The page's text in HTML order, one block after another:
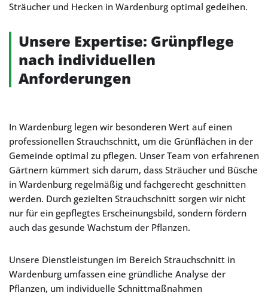
Sträucher und Hecken in Wardenburg optimal gedeihen.
Unsere Expertise: Grünpflege
nach individuellen
Anforderungen
In Wardenburg legen wir besonderen Wert auf einen
professionellen Strauchschnitt, um die Grünflächen in der
Gemeinde optimal zu pflegen. Unser Team von erfahrenen
Gärtnern kümmert sich darum, dass Sträucher und Büsche
in Wardenburg regelmäßig und fachgerecht geschnitten
werden. Durch gezielten Strauchschnitt sorgen wir nicht
nur für ein gepflegtes Erscheinungsbild, sondern fördern
auch das gesunde Wachstum der Pflanzen.
Unsere Dienstleistungen im Bereich Strauchschnitt in
Wardenburg umfassen eine gründliche Analyse der
Pflanzen, um individuelle Schnittmaßnahmen